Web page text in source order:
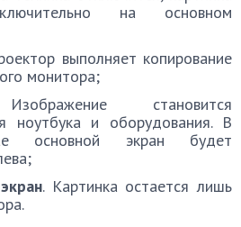
на основном
выполняет копирование
монитора;
становится
ноутбука и оборудования. В
основной экран будет
. Картинка остается лишь